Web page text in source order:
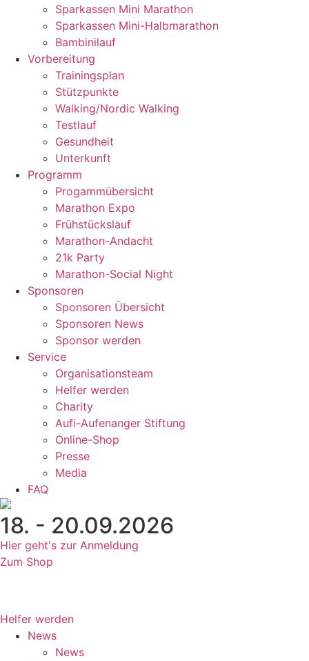
Sparkassen Mini Marathon
Sparkassen Mini-Halbmarathon
Bambinilauf
Vorbereitung
Trainingsplan
Stützpunkte
Walking/Nordic Walking
Testlauf
Gesundheit
Unterkunft
Programm
Progammübersicht
Marathon Expo
Frühstückslauf
Marathon-Andacht
21k Party
Marathon-Social Night
Sponsoren
Sponsoren Übersicht
Sponsoren News
Sponsor werden
Service
Organisationsteam
Helfer werden
Charity
Aufi-Aufenanger Stiftung
Online-Shop
Presse
Media
FAQ
18. - 20.09.2026
Hier geht's zur Anmeldung
Zum Shop
Helfer werden
News
News